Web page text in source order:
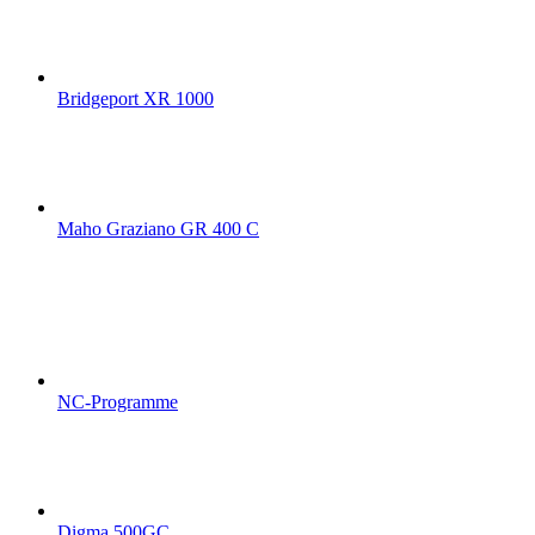
Bridgeport XR 1000
Maho Graziano GR 400 C
NC-Programme